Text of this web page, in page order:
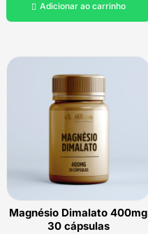
 Adicionar ao carrinho
Magnésio Dimalato 400mg
30 cápsulas